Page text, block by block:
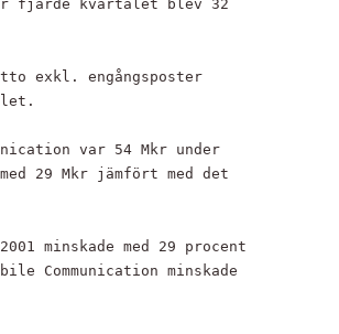
fjärde kvartalet blev 32
exkl. engångsposter
var 54 Mkr under
29 Mkr jämfört med det
minskade med 29 procent
Communication minskade